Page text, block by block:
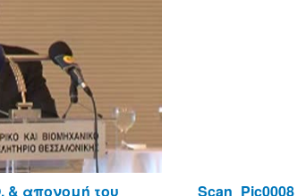
& απονομή του
Scan_Pic0008